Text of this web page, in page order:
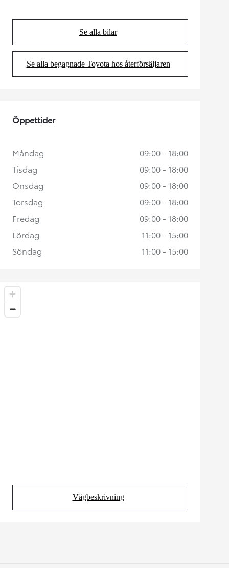
Se alla bilar
(Opens in new tab)
Se alla begagnade Toyota hos återförsäljaren
(Opens in new tab)
Vägbeskrivning
(Opens in new tab)
Öppettider
Måndag
09:00 - 18:00
Tisdag
09:00 - 18:00
Onsdag
09:00 - 18:00
Torsdag
09:00 - 18:00
Fredag
09:00 - 18:00
Lördag
11:00 - 15:00
Söndag
11:00 - 15:00